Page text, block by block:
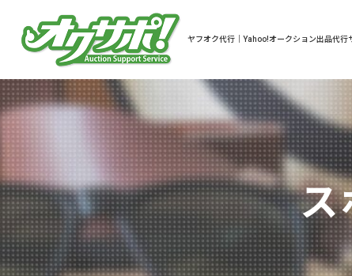
ヤフオク代行｜Yahoo!オークション出品代行
ス